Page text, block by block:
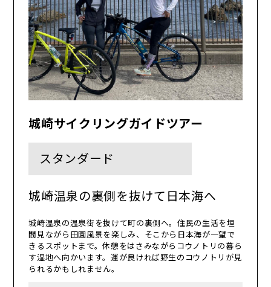
城崎サイクリングガイドツアー
スタンダード
城崎温泉の裏側を抜けて日本海へ
城崎温泉の温泉街を抜けて町の裏側へ。住民の生活を垣
間見ながら田園風景を楽しみ、そこから日本海が一望で
きるスポットまで。休憩をはさみながらコウノトリの暮ら
す湿地へ向かいます。運が良ければ野生のコウノトリが見
られるかもしれません。